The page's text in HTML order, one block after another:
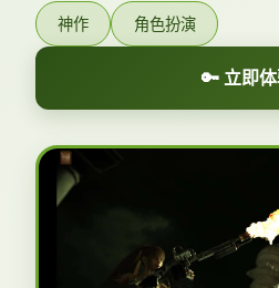
神作 角色扮演
🔑 立即